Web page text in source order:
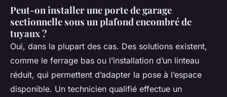
Peut-on installer une porte de garage
sectionnelle sous un plafond encombré de
tuyaux ?
Oui, dans la plupart des cas. Des solutions existent,
comme le ferrage bas ou l’installation d’un linteau
réduit, qui permettent d’adapter la pose à l’espace
disponible. Un technicien qualifié effectue un